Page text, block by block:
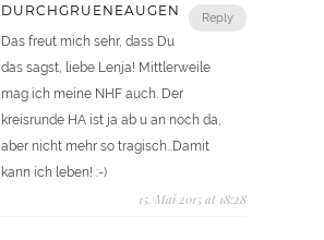
Reply
DURCHGRUENEAUGEN
Das freut mich sehr, dass Du
das sagst, liebe Lenja! Mittlerweile
mag ich meine NHF auch. Der
kreisrunde HA ist ja ab u an noch da,
aber nicht mehr so tragisch…Damit
kann ich leben! :-)
15. Mai 2015 at 18:28